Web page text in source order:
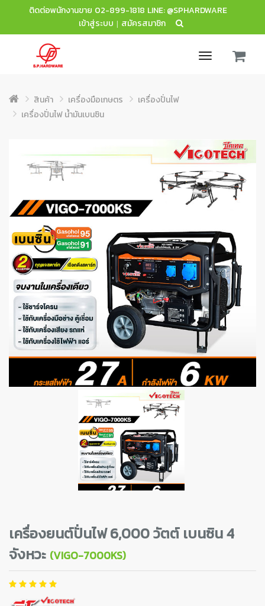
ติดต่อพนักงานขาย 02-899-1818 LINE: @SPHARDWARE
เข้าสู่ระบบ | สมัครสมาชิก
Toggle
สินค้า เครื่องมือเกษตร
เครื่องปั่นไฟ
เครื่องปั่นไฟ น้ำมันเบนซิน
เครื่องยนต์ปั่นไฟ 6,000 วัตต์ เบนซิน 4
จังหวะ (VIGO-7000KS)